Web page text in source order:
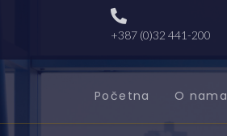
+387 (0)32 441-200
Početna O nama